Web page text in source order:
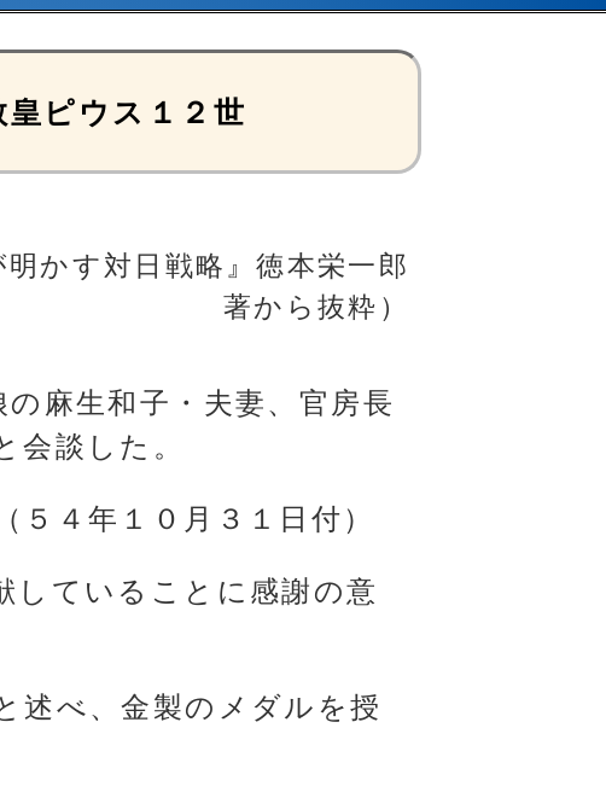
ピウス１２世
かす対日戦略』徳本栄一郎
著から抜粋）
麻生和子・夫妻、官房長
談した。
４年１０月３１日付）
していることに感謝の意
述べ、金製のメダルを授